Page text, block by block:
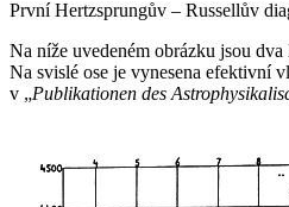
První Hertzsprungův – Russellův
Na níže uvedeném obrázku jsou
Na svislé ose je vynesena efektivní
v „Publikationen des